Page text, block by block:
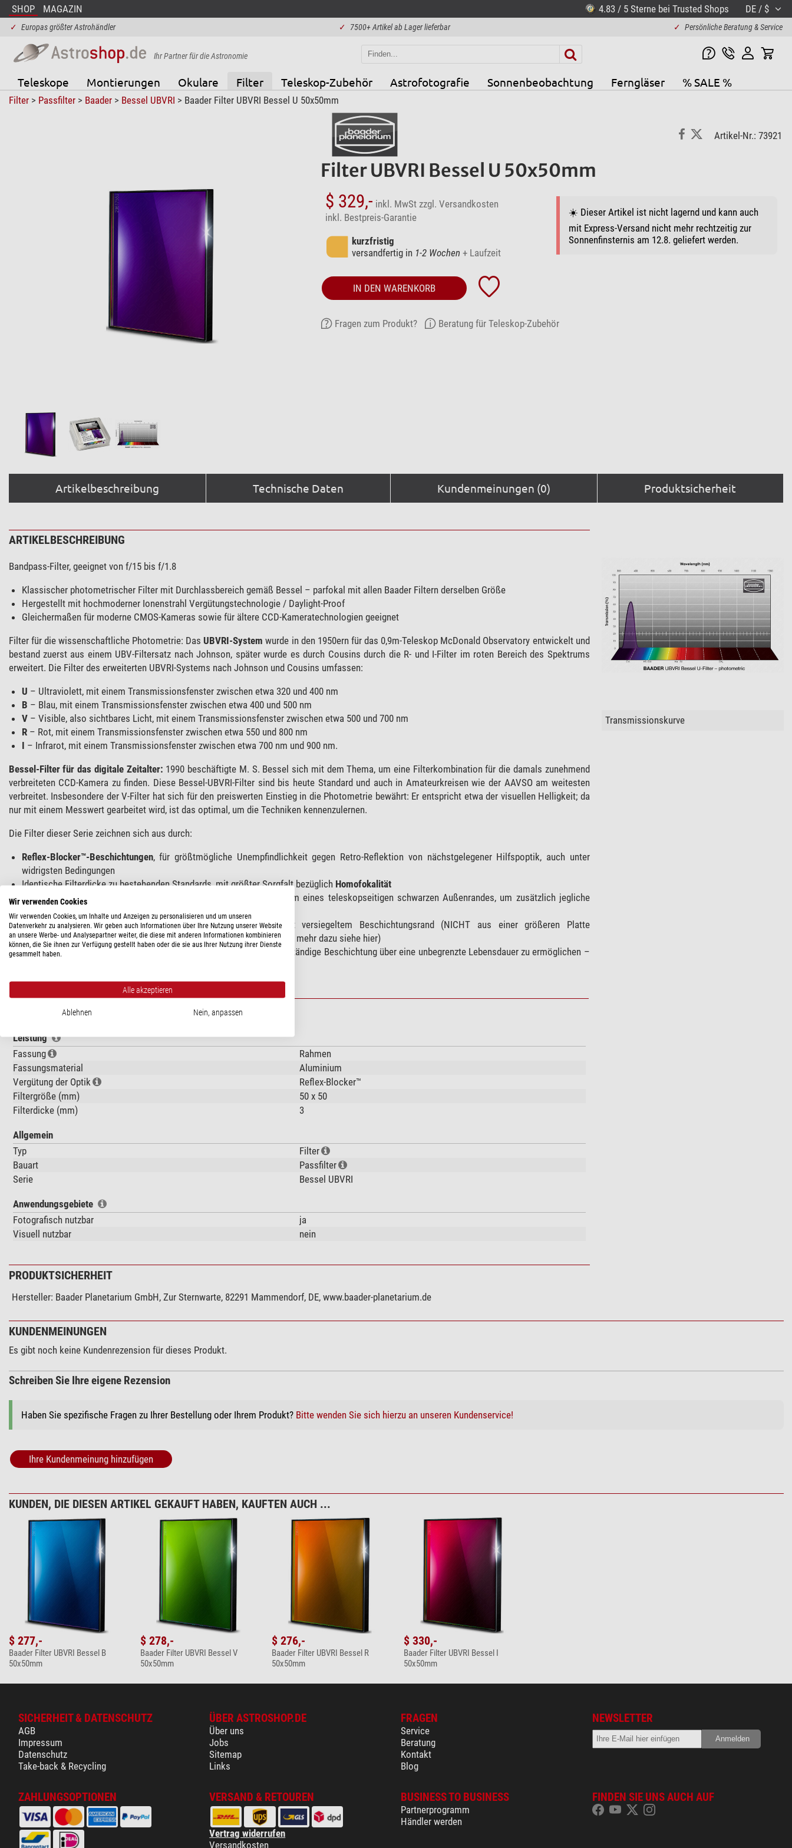
SHOP MAGAZIN 4.83 / 5 Sterne bei Trusted Shops DE / $
✓ Europas größter Astrohändler ✓ 7500+ Artikel ab Lager lieferbar ✓ Persönliche Beratung & Service
Ihr Partner für die Astronomie
Teleskope Montierungen Okulare Filter Teleskop-Zubehör Astrofotografie Sonnenbeobachtung Ferngläser % SALE %
Filter> Passfilter> Baader> Bessel UBVRI > Baader Filter UBVRI Bessel U 50x50mm
Artikel-Nr.: 73921
Filter UBVRI Bessel U 50x50mm
$ 329,- inkl. MwSt zzgl. Versandkosten
inkl. Bestpreis-Garantie
kurzfristig
versandfertig in 1-2 Wochen + Laufzeit
☀️ Dieser Artikel ist nicht lagernd und kann auch
mit Express-Versand nicht mehr rechtzeitig zur
Sonnenfinsternis am 12.8. geliefert werden.
IN DEN WARENKORB
Fragen zum Produkt? Beratung für Teleskop-Zubehör
Artikelbeschreibung Technische Daten Kundenmeinungen (0) Produktsicherheit
ARTIKELBESCHREIBUNG
Bandpass-Filter, geeignet von f/15 bis f/1.8
Klassischer photometrischer Filter mit Durchlassbereich gemäß Bessel – parfokal mit allen Baader Filtern derselben Größe
Hergestellt mit hochmoderner Ionenstrahl Vergütungstechnologie / Daylight-Proof
Gleichermaßen für moderne CMOS-Kameras sowie für ältere CCD-Kameratechnologien geeignet
Filter für die wissenschaftliche Photometrie: Das UBVRI-System wurde in den 1950ern für das 0,9m-Teleskop McDonald Observatory entwickelt und
bestand zuerst aus einem UBV-Filtersatz nach Johnson, später wurde es durch Cousins durch die R- und I-Filter im roten Bereich des Spektrums
erweitert. Die Filter des erweiterten UBVRI-Systems nach Johnson und Cousins umfassen:
U – Ultraviolett, mit einem Transmissionsfenster zwischen etwa 320 und 400 nm
B – Blau, mit einem Transmissionsfenster zwischen etwa 400 und 500 nm
V– Visible, also sichtbares Licht, mit einem Transmissionsfenster zwischen etwa 500 und 700 nm
R– Rot, mit einem Transmissionsfenster zwischen etwa 550 und 800 nm
I – Infrarot, mit einem Transmissionsfenster zwischen etwa 700 nm und 900 nm.
Bessel-Filter für das digitale Zeitalter: 1990 beschäftigte M. S. Bessel sich mit dem Thema, um eine Filterkombination für die damals zunehmend
verbreiteten CCD-Kamera zu finden. Diese Bessel-UBVRI-Filter sind bis heute Standard und auch in Amateurkreisen wie der AAVSO am weitesten
verbreitet. Insbesondere der V-Filter hat sich für den preiswerten Einstieg in die Photometrie bewährt: Er entspricht etwa der visuellen Helligkeit; da
nur mit einem Messwert gearbeitet wird, ist das optimal, um die Techniken kennenzulernen.
Die Filter dieser Serie zeichnen sich aus durch:
Reflex-Blocker™-Beschichtungen, für größtmögliche Unempfindlichkeit gegen Retro-Reflektion von nächstgelegener Hilfspoptik, auch unter
widrigsten Bedingungen
Identische Filterdicke zu bestehenden Standards, mit größter Sorgfalt bezüglich Homofokalität
Geschwärzte Ränder
rundum, mit Filter-Frontseiten-Indikator in Form eines teleskopseitigen schwarzen Außenrandes, um zusätzlich jegliche
Reflexion durch auf den Filterrand fallendes Licht zu vermeiden
Jeder Filter individuell feinoptisch poliertund beschichtet, mit versiegeltem Beschichtungsrand (NICHT aus einer größeren Platte
herausgeschnitten – mit dadurch freiliegenden Beschichtungsrändern mehr dazu siehe hier)
Life-Coat™:
nochmals härtere Beschichtungen, um eine alterungsbeständige Beschichtung über eine unbegrenzte Lebensdauer zu ermöglichen –
TECHNISCHE DATEN
Leistung
Fassung
Rahmen
Fassungsmaterial
Aluminium
Vergütung der Optik
Reflex-Blocker™
Filtergröße (mm)
50 x 50
Filterdicke (mm)
3
Allgemein
Typ
Filter
Bauart
Passfilter
Serie
Bessel UBVRI
Anwendungsgebiete
Fotografisch nutzbar
ja
Visuell nutzbar
nein
PRODUKTSICHERHEIT
Hersteller: Baader Planetarium GmbH, Zur Sternwarte, 82291 Mammendorf, DE, www.baader-planetarium.de
Transmissionskurve
KUNDENMEINUNGEN
Es gibt noch keine Kundenrezension für dieses Produkt.
Schreiben Sie Ihre eigene Rezension
Haben Sie spezifische Fragen zu Ihrer Bestellung oder Ihrem Produkt? Bitte wenden Sie sich hierzu an unseren Kundenservice!
Ihre Kundenmeinung hinzufügen
KUNDEN, DIE DIESEN ARTIKEL GEKAUFT HABEN, KAUFTEN AUCH ...
$ 277,-
Baader Filter UBVRI Bessel B
50x50mm
$ 278,-
Baader Filter UBVRI Bessel V
50x50mm
$ 276,-
Baader Filter UBVRI Bessel R
50x50mm
$ 330,-
Baader Filter UBVRI Bessel I
50x50mm
SICHERHEIT & DATENSCHUTZ
AGB
Impressum
Datenschutz
Take-back & Recycling
ÜBER ASTROSHOP.DE
Über uns
Jobs
Sitemap
Links
FRAGEN
Service
Beratung
Kontakt
Blog
NEWSLETTER
ZAHLUNGSOPTIONEN VERSAND & RETOUREN
Vertrag widerrufen
Versandkosten
BUSINESS TO BUSINESS
Partnerprogramm
Händler werden
FINDEN SIE UNS AUCH AUF
Wir verwenden Cookies
Wir verwenden Cookies, um Inhalte und Anzeigen zu personalisieren und um unseren
Datenverkehr zu analysieren. Wir geben auch Informationen über Ihre Nutzung unserer Website
an unsere Werbe- und Analysepartner weiter, die diese mit anderen Informationen kombinieren
können, die Sie ihnen zur Verfügung gestellt haben oder die sie aus Ihrer Nutzung ihrer Dienste
gesammelt haben.
Alle akzeptieren
Ablehnen Nein, anpassen